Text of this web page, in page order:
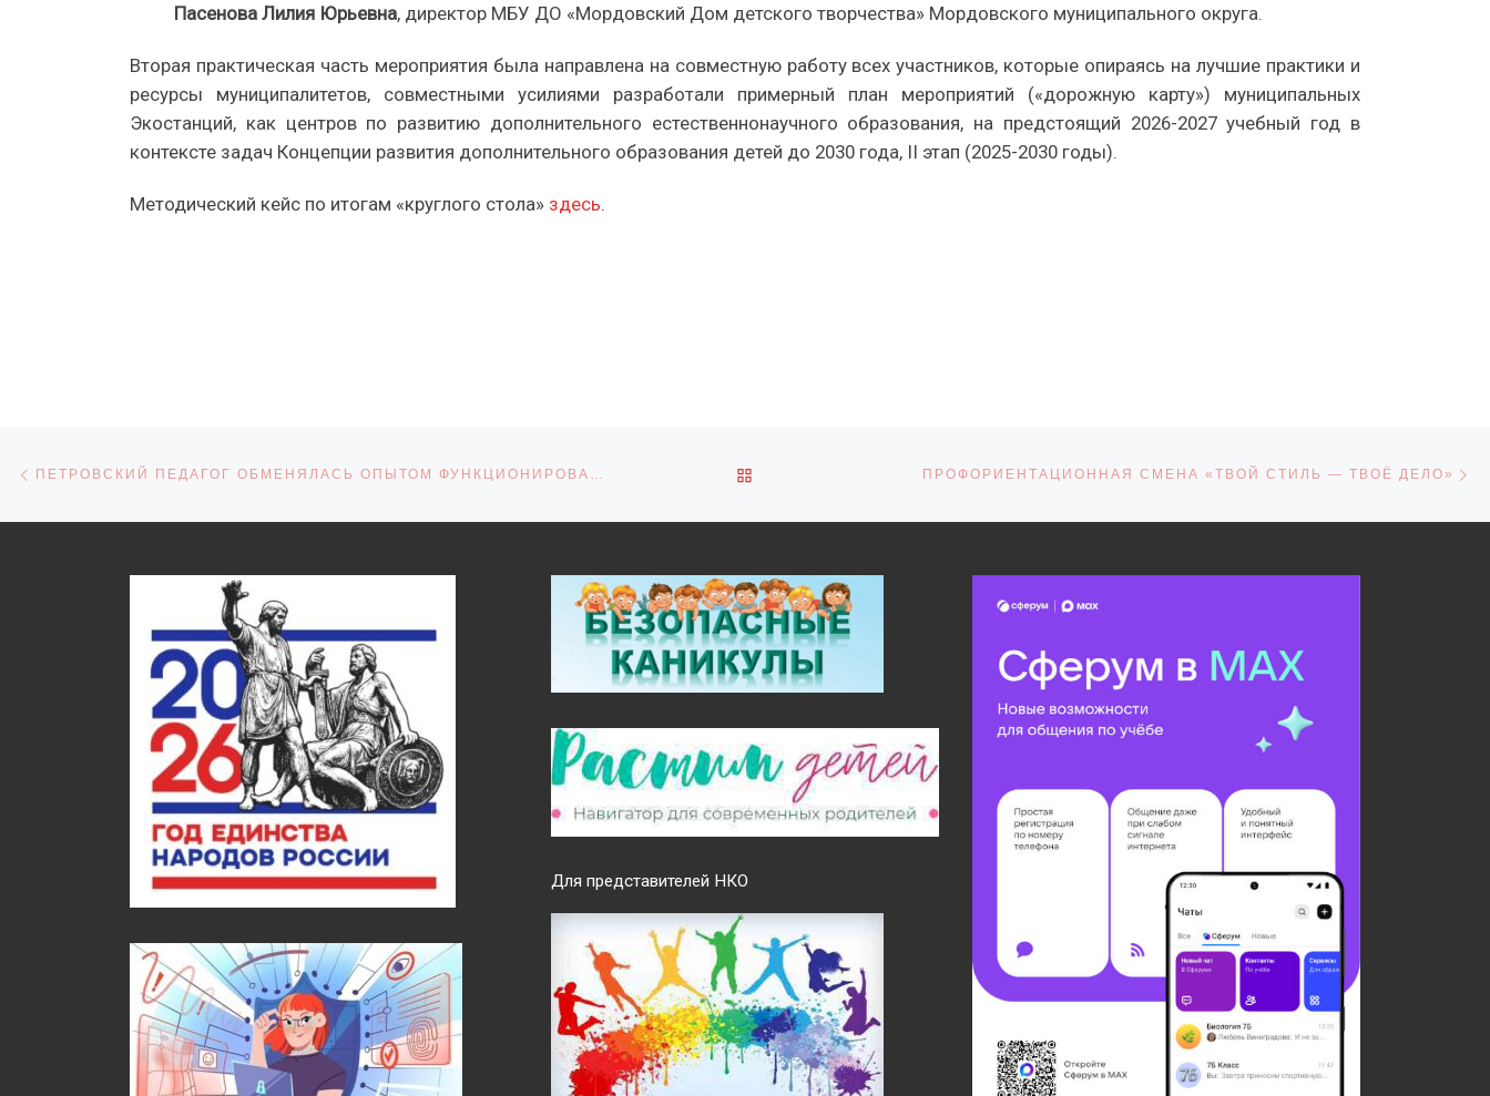
Пасенова Лилия Юрьевна, директор МБУ ДО «Мордовский Дом детского творчества» Мордовского муниципального округа.
Вторая практическая часть мероприятия была направлена на совместную работу всех участников, которые опираясь на лучшие практики и
ресурсы муниципалитетов, совместными усилиями разработали примерный план мероприятий («дорожную карту») муниципальных
Экостанций, как центров по развитию дополнительного естественнонаучного образования, на предстоящий 2026-2027 учебный год в
контексте задач Концепции развития дополнительного образования детей до 2030 года, II этап (2025-2030 годы).
Методический кейс по итогам «круглого стола» здесь.
Навигация по записям ОБРАТНО К СПИСКУ ЗАПИСЕЙПРОФОРИЕНТАЦИОННАЯ СМЕНА «ТВОЙ СТИЛЬ — ТВОЁ ДЕЛО»
Для представителей НКО